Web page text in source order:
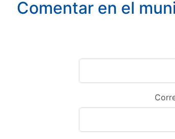
Comentar en el